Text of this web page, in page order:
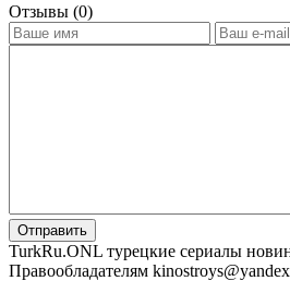
Отзывы (0)
Отправить
TurkRu.ONL турецкие сериалы
Правообладателям